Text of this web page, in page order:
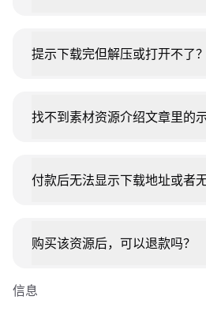
提示下载完但解压或打开不了？
找不到素材资源介绍文章里的
付款后无法显示下载地址或者
购买该资源后，可以退款吗？
信息